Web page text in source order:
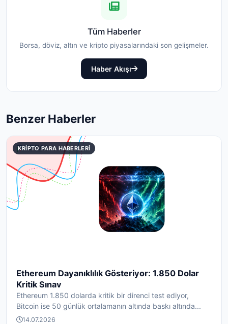
Tüm Haberler
Borsa, döviz, altın ve kripto piyasalarındaki son gelişmeler.
Haber Akışı
Benzer Haberler
KRIPTO PARA HABERLERI
Ethereum Dayanıklılık Gösteriyor: 1.850 Dolar
Kritik Sınav
Ethereum 1.850 dolarda kritik bir direnci test ediyor,
Bitcoin ise 50 günlük ortalamanın altında baskı altında...
14.07.2026